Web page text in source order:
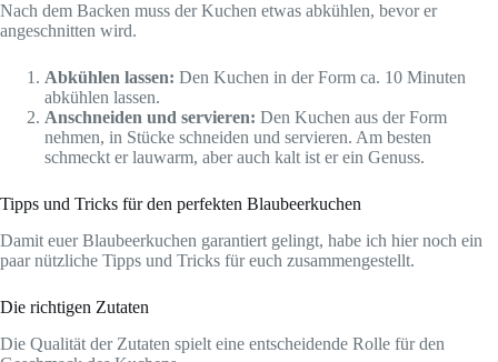
Nach dem Backen muss der Kuchen etwas abkühlen, bevor er
angeschnitten wird.
Abkühlen lassen: Den Kuchen in der Form ca. 10 Minuten
abkühlen lassen.
Anschneiden und servieren: Den Kuchen aus der Form
nehmen, in Stücke schneiden und servieren. Am besten
schmeckt er lauwarm, aber auch kalt ist er ein Genuss.
Tipps und Tricks für den perfekten Blaubeerkuchen
Damit euer Blaubeerkuchen garantiert gelingt, habe ich hier noch ein
paar nützliche Tipps und Tricks für euch zusammengestellt.
Die richtigen Zutaten
Die Qualität der Zutaten spielt eine entscheidende Rolle für den